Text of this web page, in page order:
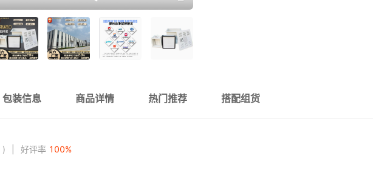
包装信息 商品详情 热门推荐 搭配组货
好评率 100%